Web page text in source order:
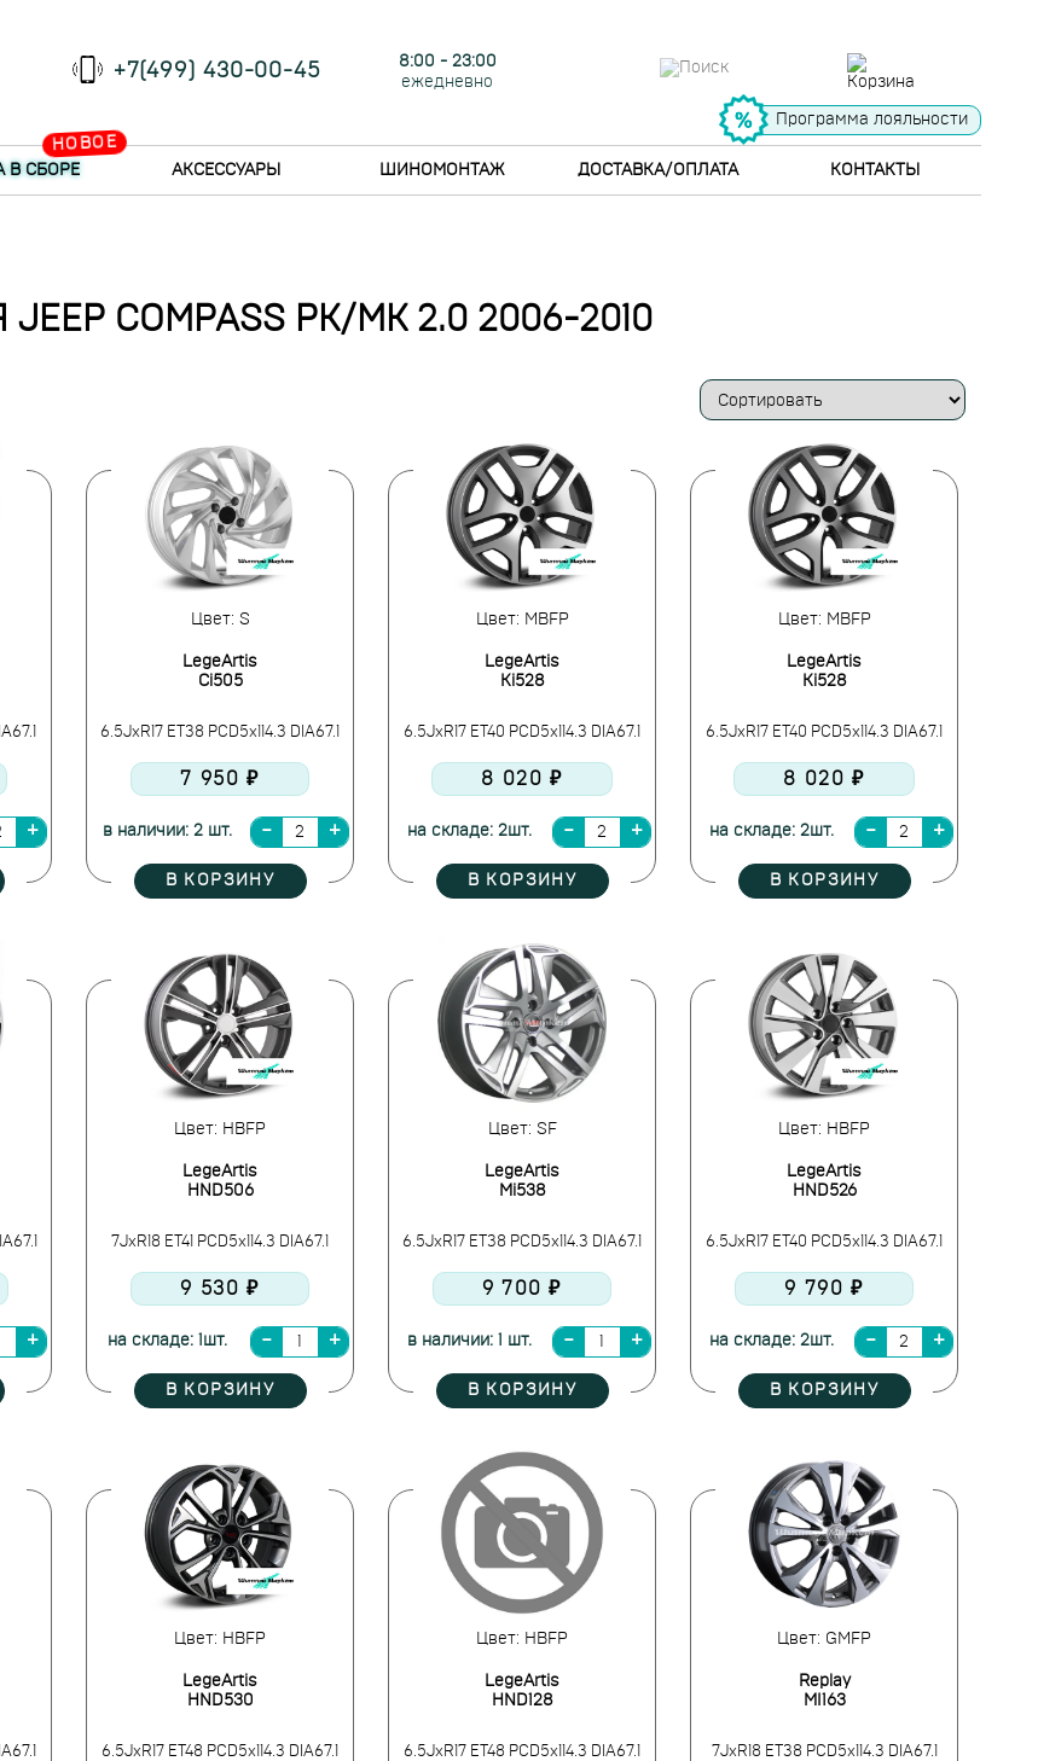
+7(499) 430-00-45
8:00 - 23:00
ежедневно
Программа лояльности
НОВОЕ
В СБОРЕ АКСЕССУАРЫ ШИНОМОНТАЖ ДОСТАВКА/ОПЛАТА КОНТАКТЫ
COMPASS PK/MK 2.0 2006-2010
Цвет: S
LegeArtis
Ci505
6.5JxR17 ET38 PCD5x114.3 DIA67.1
7 950 ₽
в наличии: 2 шт.
В КОРЗИНУ
Цвет: MBFP
LegeArtis
Ki528
6.5JxR17 ET40 PCD5x114.3 DIA67.1
8 020 ₽
на складе: 2шт.
В КОРЗИНУ
Цвет: MBFP
LegeArtis
Ki528
6.5JxR17 ET40 PCD5x114.3 DIA67.1
8 020 ₽
на складе: 2шт.
В КОРЗИНУ
Цвет: HBFP
LegeArtis
HND506
7JxR18 ET41 PCD5x114.3 DIA67.1
9 530 ₽
на складе: 1шт.
В КОРЗИНУ
Цвет: SF
LegeArtis
Mi538
6.5JxR17 ET38 PCD5x114.3 DIA67.1
9 700 ₽
в наличии: 1 шт.
В КОРЗИНУ
Цвет: HBFP
LegeArtis
HND526
6.5JxR17 ET40 PCD5x114.3 DIA67.1
9 790 ₽
на складе: 2шт.
В КОРЗИНУ
Цвет: HBFP
LegeArtis
HND530
6.5JxR17 ET48 PCD5x114.3 DIA67.1
Цвет: HBFP
LegeArtis
HND128
6.5JxR17 ET48 PCD5x114.3 DIA67.1
Цвет: GMFP
Replay
MI163
7JxR18 ET38 PCD5x114.3 DIA67.1